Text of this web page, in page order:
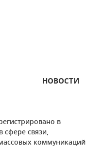
НОВОСТИ
в
сфере связи,
коммуникаций